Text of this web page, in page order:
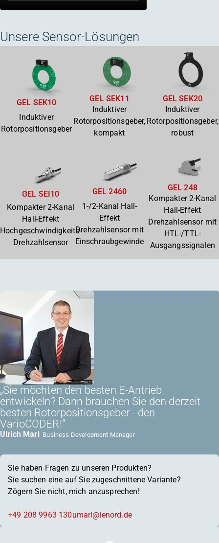
Unsere Sensor-Lösungen
GEL SEK10
Induktiver
Rotorpositionsgeber
GEL SEK11
Induktiver
Rotorpositionsgeber,
kompakt
GEL SEK20
Induktiver
Rotorpositionsgeber,
robust
GEL SEI10
Kompakter 2-Kanal
Hall-Effekt
Hochgeschwindigkeits-
Drehzahlsensor
GEL 2460
1-/2-Kanal Hall-
Effekt
Drehzahlsensor mit
Einschraubgewinde
GEL 248
Kompakter 2-Kanal
Hall-Effekt
Drehzahlsensor mit
HTL-/TTL-
Ausgangssignalen
„Sie möchten den besten E-Antrieb
entwickeln? Dann brauchen Sie den derzeit
besten Rotorpositionsgeber - den
VarioCODER!“
Ulrich Marl Business Development Manager
Sie haben Fragen zu unseren Produkten?
Sie suchen eine auf Sie zugeschnittene Variante?
Zögern Sie nicht, mich anzusprechen!
+49 208 9963 130umarl@lenord.de